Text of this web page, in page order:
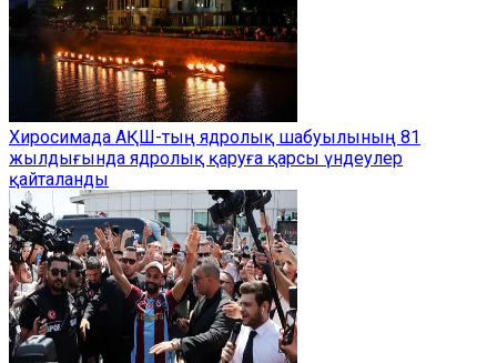
Хиросимада АҚШ-тың ядролық шабуылының 81
жылдығында ядролық қаруға қарсы үндеулер
қайталанды